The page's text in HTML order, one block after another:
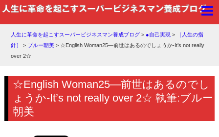
人生に革命を起こすスーパービジネスマン養成ブログ > ●自己実現 >
［人生の指
針］
> ブルー朝美 > ☆English Woman25―前世はあるのでしょうか-It’s not really
over 2☆
☆English Woman25―前世はあるのでし
ょうか-It’s not really over 2☆ 執筆:ブルー
朝美